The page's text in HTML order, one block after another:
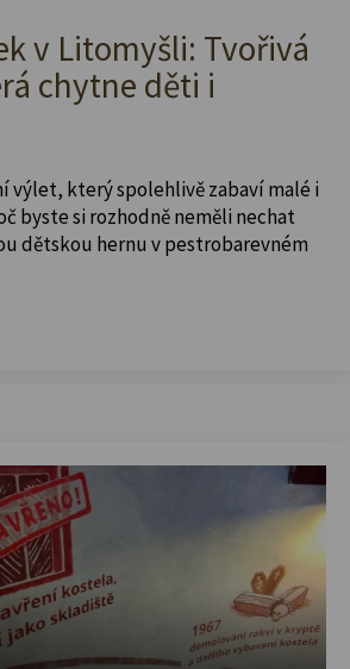
v Litomyšli: Tvořivá
chytne děti i
výlet, který spolehlivě zabaví malé i
byste si rozhodně neměli nechat
dětskou hernu v pestrobarevném